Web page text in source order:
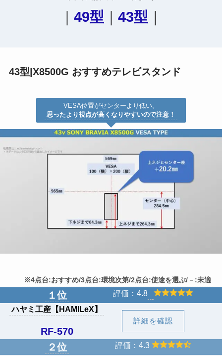
｜ 49型 ｜ 43型 ｜
43型|X8500G おすすめテレビスタンド
VESA位置がセンターより低い。
思ったより視点が高くなりやすいので注意！
※4点台:おすすめ/3点台:環境次第/2点台:使途を選ぶ/－:未適
１位
評価：4.8
ハヤミ工産 【HAMILeX】
RF-570
詳細を確認
２位
評価：4.3